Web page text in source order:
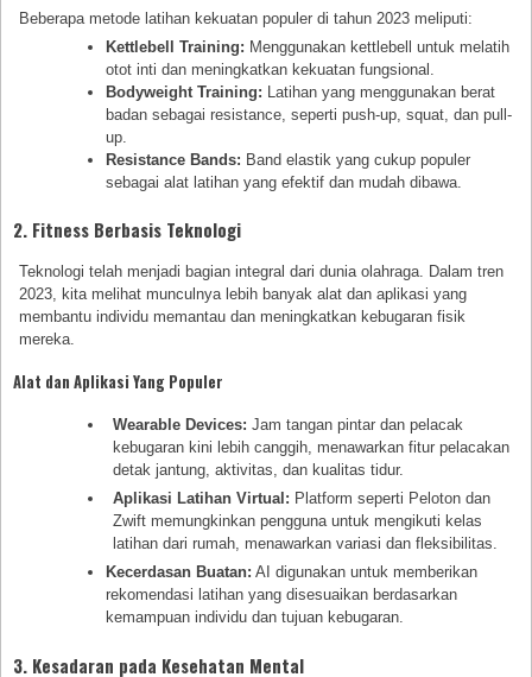
Beberapa metode latihan kekuatan populer di tahun 2023 meliputi:
Kettlebell Training: Menggunakan kettlebell untuk melatih
otot inti dan meningkatkan kekuatan fungsional.
Bodyweight Training: Latihan yang menggunakan berat
badan sebagai resistance, seperti push-up, squat, dan pull-
up.
Resistance Bands: Band elastik yang cukup populer
sebagai alat latihan yang efektif dan mudah dibawa.
2. Fitness Berbasis Teknologi
Teknologi telah menjadi bagian integral dari dunia olahraga. Dalam tren
2023, kita melihat munculnya lebih banyak alat dan aplikasi yang
membantu individu memantau dan meningkatkan kebugaran fisik
mereka.
Alat dan Aplikasi Yang Populer
Wearable Devices: Jam tangan pintar dan pelacak
kebugaran kini lebih canggih, menawarkan fitur pelacakan
detak jantung, aktivitas, dan kualitas tidur.
Aplikasi Latihan Virtual: Platform seperti Peloton dan
Zwift memungkinkan pengguna untuk mengikuti kelas
latihan dari rumah, menawarkan variasi dan fleksibilitas.
Kecerdasan Buatan: AI digunakan untuk memberikan
rekomendasi latihan yang disesuaikan berdasarkan
kemampuan individu dan tujuan kebugaran.
3. Kesadaran pada Kesehatan Mental